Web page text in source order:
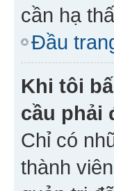
cần hạ
Đầu
Khi tôi
cầu phải
Chỉ có
thành